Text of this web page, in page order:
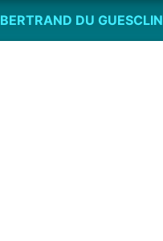
BERTRAND DU GUESCLIN